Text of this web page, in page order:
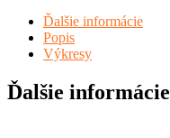
Ďalšie informácie
Popis
Výkresy
Ďalšie informácie